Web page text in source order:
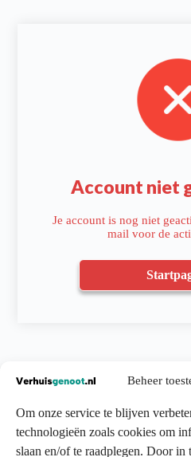
Beheer
Om onze service te blijven
technologieën zoals cookies om
slaan en/of te raadplegen. Door in
Account niet
Je account is nog niet
mail voor de